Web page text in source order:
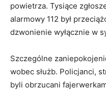
powietrza. Tysiące
alarmowy 112 był
dzwonienie wyłącznie w
Szczególne
wobec służb. Policjanci,
byli obrzucani